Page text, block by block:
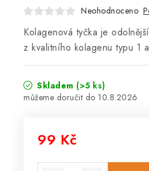
Neohodnoceno
Kolagenová tyčka je
z kvalitního kolagenu typu 1
Skladem (>5 ks)
10.8.2026
99 Kč